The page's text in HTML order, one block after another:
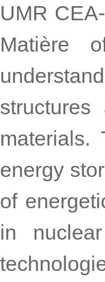
UMR
Matière
materials.
energy
of
in